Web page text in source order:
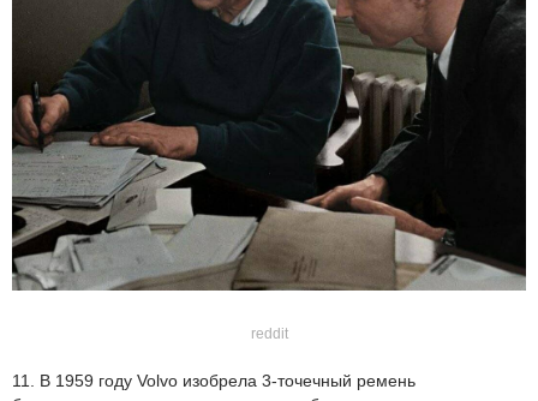
reddit
11. В 1959 году Volvo изобрела 3-точечный ремень